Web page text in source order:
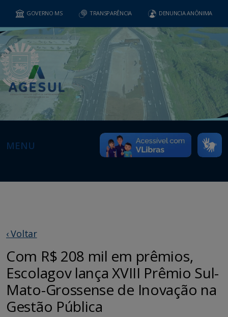
GOVERNO MS TRANSPARÊNCIA DENUNCIA ANÔNIMA
MENU
‹ Voltar
Com R$ 208 mil em prêmios,
Escolagov lança XVIII Prêmio Sul-
Mato-Grossense de Inovação na
Gestão Pública